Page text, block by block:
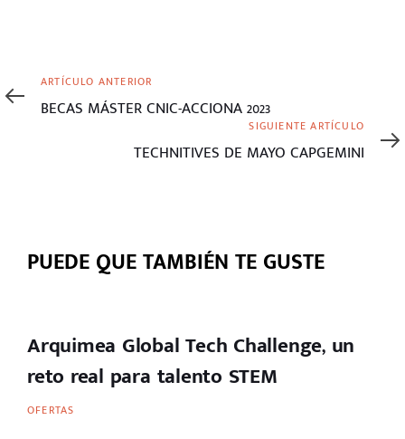
Artículo
anterior
ARTÍCULO ANTERIOR
BECAS MÁSTER CNIC-ACCIONA 2023
artículo
SIGUIENTE ARTÍCULO
TECHNITIVES DE MAYO CAPGEMINI
PUEDE QUE TAMBIÉN TE GUSTE
Arquimea Global Tech Challenge, un
reto real para talento STEM
OFERTAS